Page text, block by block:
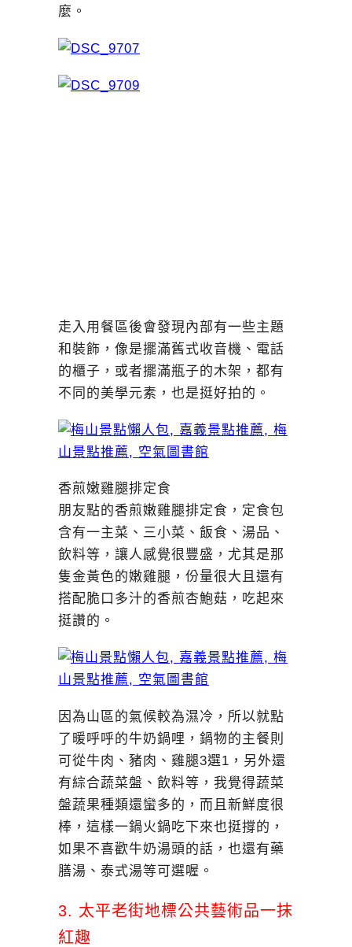
麼。
走入用餐區後會發現內部有一些主題
和裝飾，像是擺滿舊式收音機、電話
的櫃子，或者擺滿瓶子的木架，都有
不同的美學元素，也是挺好拍的。
香煎嫩雞腿排定食
朋友點的香煎嫩雞腿排定食，定食包
含有一主菜、三小菜、飯食、湯品、
飲料等，讓人感覺很豐盛，尤其是那
隻金黃色的嫩雞腿，份量很大且還有
搭配脆口多汁的香煎杏鮑菇，吃起來
挺讚的。
因為山區的氣候較為濕冷，所以就點
了暖呼呼的牛奶鍋哩，鍋物的主餐則
可從牛肉、豬肉、雞腿3選1，另外還
有綜合蔬菜盤、飲料等，我覺得蔬菜
盤蔬果種類還蠻多的，而且新鮮度很
棒，這樣一鍋火鍋吃下來也挺撐的，
如果不喜歡牛奶湯頭的話，也還有藥
膳湯、泰式湯等可選喔。
3. 太平老街地標公共藝術品一抹
紅趣